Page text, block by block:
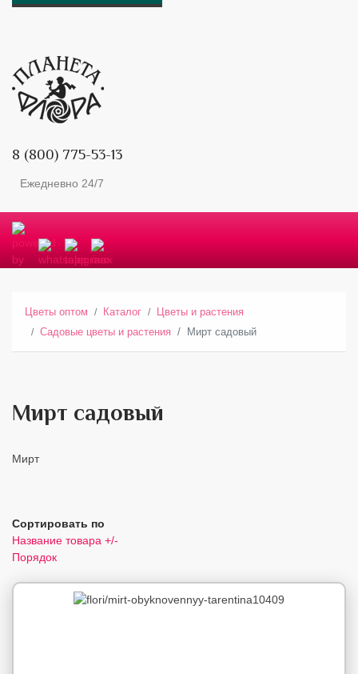
8 (800) 775-53-13
Ежедневно 24/7
Цветы оптом Каталог
Цветы и растения
Садовые цветы и растения
Мирт садовый
Мирт садовый
Мирт
Сортировать по
Название товара +/-
Порядок